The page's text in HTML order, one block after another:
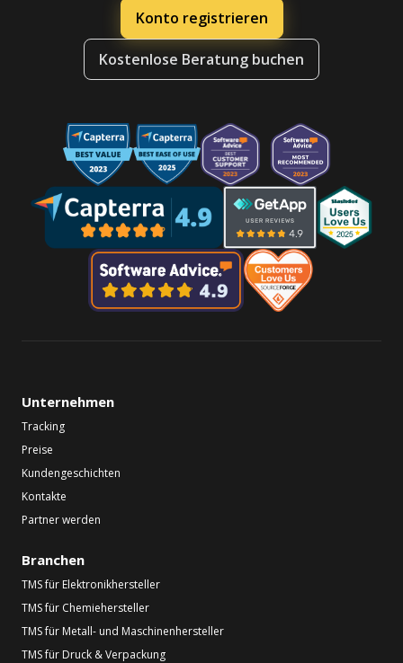
Konto registrieren
Kostenlose Beratung buchen
Unternehmen
Tracking
Preise
Kundengeschichten
Kontakte
Partner werden
Branchen
TMS für Elektronikhersteller
TMS für Chemiehersteller
TMS für Metall- und Maschinenhersteller
TMS für Druck & Verpackung